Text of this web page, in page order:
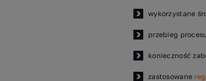
wykorzystane
przebieg
konieczność
zastosowane